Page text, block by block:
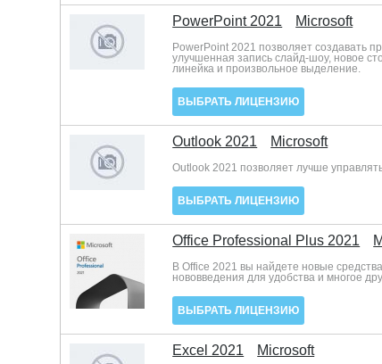
PowerPoint 2021 Microsoft
PowerPoint 2021 позволяет создавать
улучшенная запись слайд-шоу, новое
линейка и произвольное выделение.
ВЫБРАТЬ ЛИЦЕНЗИЮ
Outlook 2021 Microsoft
Outlook 2021 позволяет лучше
ВЫБРАТЬ ЛИЦЕНЗИЮ
Office Professional Plus 2021
В Office 2021 вы найдете новые
нововведения для удобства и многое
ВЫБРАТЬ ЛИЦЕНЗИЮ
Excel 2021 Microsoft